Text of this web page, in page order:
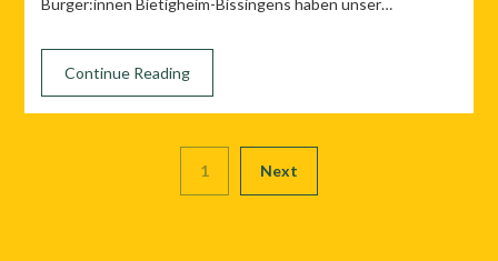
Bürger:innen Bietigheim-Bissingens haben unser…
Continue Reading
1 Next